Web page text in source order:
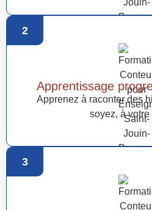
2
Apprentissage
Apprenez à raconter des
soyez, à votre
3